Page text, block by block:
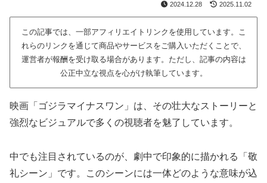
2024.12.28 2025.11.02
この記事では、一部アフィリエイトリンクを使用しています。こ
れらのリンクを通じて商品やサービスをご購入いただくことで、
運営者が報酬を受け取る場合があります。ただし、記事の内容は
公正中立な視点を心がけ執筆しています。
映画「ゴジラマイナスワン」は、その壮大なストーリーと
強烈なビジュアルで多くの視聴者を魅了しています。
中でも注目されているのが、劇中で印象的に描かれる「敬
礼シーン」です。このシーンには一体どのような意味が込